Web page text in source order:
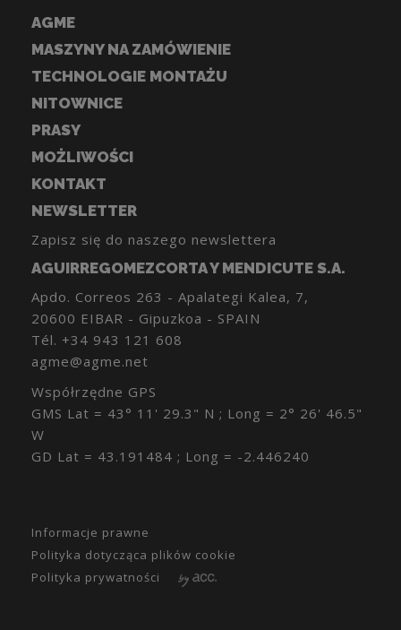
AGME
MASZYNY NA ZAMÓWIENIE
TECHNOLOGIE MONTAŻU
NITOWNICE
PRASY
MOŻLIWOŚCI
KONTAKT
NEWSLETTER
Zapisz się do naszego newslettera
AGUIRREGOMEZCORTA Y MENDICUTE S.A.
Apdo. Correos 263 - Apalategi Kalea, 7,
20600 EIBAR - Gipuzkoa - SPAIN
Tél. +34 943 121 608
agme@agme.net
Współrzędne GPS
GMS Lat = 43° 11' 29.3" N ; Long = 2° 26' 46.5"
W
GD Lat = 43.191484 ; Long = -2.446240
Informacje prawne
Polityka dotycząca plików cookie
Polityka prywatności